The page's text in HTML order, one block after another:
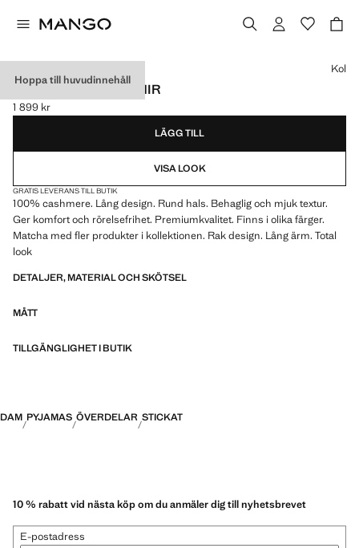
Hoppa till huvudinnehåll
TRÖJA 100 % KASHMIR
Gällande pris [1 899 kr ]
1 899 kr
Välj en färg
Kol
LÄGG TILL
VISA LOOK
GRATIS LEVERANS TILL BUTIK
100% cashmere. Lång design. Rund hals. Behaglig och mjuk textur.
Ger komfort och rörelsefrihet. Premiumkvalitet. Finns i olika färger.
Matcha med fler produkter i kollektionen. Rak design. Lång ärm. Total
look
DETALJER, MATERIAL OCH SKÖTSEL
MÅTT
TILLGÄNGLIGHET I BUTIK
DAM PYJAMAS ÖVERDELAR STICKAT
10 % rabatt vid nästa köp om du anmäler dig till nyhetsbrevet
E-postadress